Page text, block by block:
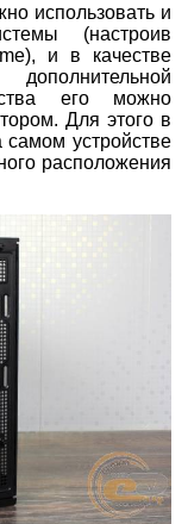
использовать и
(настроив
и в качестве
его можно
Для этого в
самом устройстве
расположения